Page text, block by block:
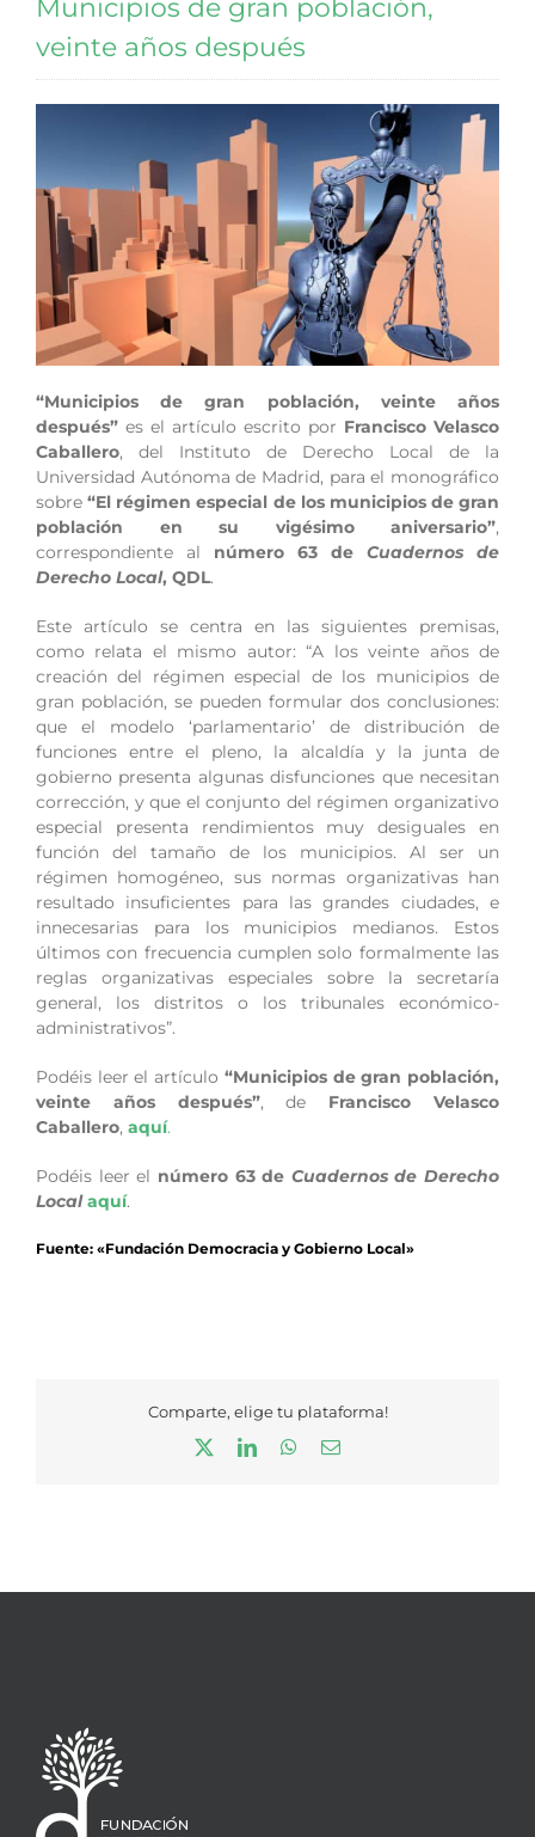
Municipios de gran población,
veinte años después
“Municipios de gran población, veinte años
después” es el artículo escrito por Francisco Velasco
Caballero, del Instituto de Derecho Local de la
Universidad Autónoma de Madrid, para el monográfico
sobre“El régimen especial de los municipios de gran
población en su vigésimo aniversario”,
correspondiente al número 63 de Cuadernos de
Derecho Local, QDL.
Este artículo se centra en las siguientes premisas,
como relata el mismo autor: “A los veinte años de
creación del régimen especial de los municipios de
gran población, se pueden formular dos conclusiones:
que el modelo ‘parlamentario’ de distribución de
funciones entre el pleno, la alcaldía y la junta de
gobierno presenta algunas disfunciones que necesitan
corrección, y que el conjunto del régimen organizativo
especial presenta rendimientos muy desiguales en
función del tamaño de los municipios. Al ser un
régimen homogéneo, sus normas organizativas han
resultado insuficientes para las grandes ciudades, e
innecesarias para los municipios medianos. Estos
últimos con frecuencia cumplen solo formalmente las
reglas organizativas especiales sobre la secretaría
general, los distritos o los tribunales económico-
administrativos”.
Podéis leer el artículo “Municipios de gran población,
veinte años después”, de Francisco Velasco
Caballero, aquí.
Podéis leer el número 63 de Cuadernos de Derecho
Local aquí.
Fuente: «Fundación Democracia y Gobierno Local»
Comparte, elige tu plataforma!
LinkedInWhatsApp
Correo